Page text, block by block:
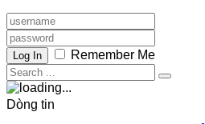
Log In Remember Me
Dòng tin